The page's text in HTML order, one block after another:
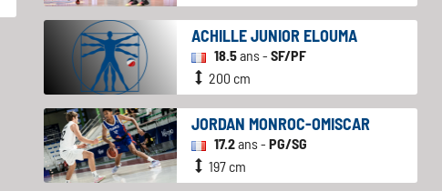
ACHILLE JUNIOR ELOUMA
18.5ans -SF/PF
200 cm
JORDAN MONROC-OMISCAR
17.2ans -PG/SG
197 cm